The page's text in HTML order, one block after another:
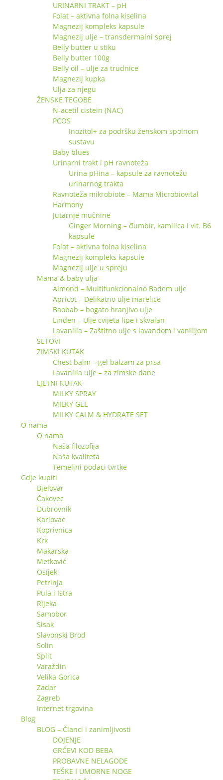
URINARNI TRAKT – pH
Folat – aktivna folna kiselina
Magnezij kompleks kapsule
Magnezij ulje – transdermalni sprej
Belly butter u stiku
Belly butter 100g
Belly oil – ulje za trudnice
Magnezij kupka
Ulja za njegu
ŽENSKE TEGOBE
N-acetil cistein (NAC)
PCOS
Inozitol+ za podršku ženskom spolnom
sustavu
Baby blues
Urinarni trakt i pH ravnoteža
Urina pHina – kapsule za ravnotežu
urinarnog trakta
Ravnoteža mikrobiote – Mama Microbiovital
Harmony
Jutarnje mučnine
Ginger Morning – đumbir, kamilica i vit. B6
kapsule
Folat – aktivna folna kiselina
Magnezij kompleks kapsule
Magnezij ulje u spreju
Mama & baby ulja
Almond – Multifunkcionalno Badem ulje
Apricot – Delikatno ulje marelice
Baobab – bogato hranjivo ulje
Linden – Ulje cvijeta lipe i skvalan
Lavanilla – Zaštitno ulje s lavandom i vanilijom
SETOVI
ZIMSKI KUTAK
Chest balm – gel balzam za prsa
Lavanilla ulje – za zimske dane
LJETNI KUTAK
MILKY SPRAY
MILKY GEL
MILKY CALM & HYDRATE SET
O nama
O nama
Naša filozofija
Naša kvaliteta
Temeljni podaci tvrtke
Gdje kupiti
Bjelovar
Čakovec
Dubrovnik
Karlovac
Koprivnica
Krk
Makarska
Metković
Osijek
Petrinja
Pula i Istra
Rijeka
Samobor
Sisak
Slavonski Brod
Solin
Split
Varaždin
Velika Gorica
Zadar
Zagreb
Internet trgovina
Blog
BLOG – Članci i zanimljivosti
DOJENJE
GRČEVI KOD BEBA
PROBAVNE NELAGODE
TEŠKE I UMORNE NOGE